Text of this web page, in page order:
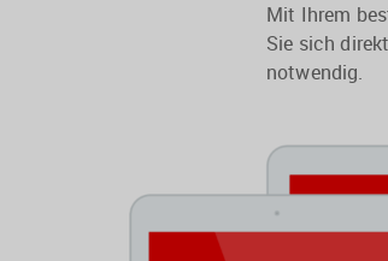
Mit Ihrem
Sie sich
notwendig.